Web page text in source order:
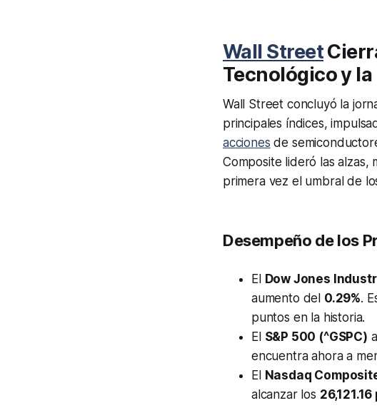
Wall Street
Tecnológico y la
Wall Street concluyó la
principales índices,
acciones de
Composite lideró las
primera vez el umbral de
Desempeño de los
El Dow Jones
aumento del 0.29%.
puntos en la historia.
El S&P 500 (^GSPC)
encuentra ahora a
El Nasdaq
alcanzar los